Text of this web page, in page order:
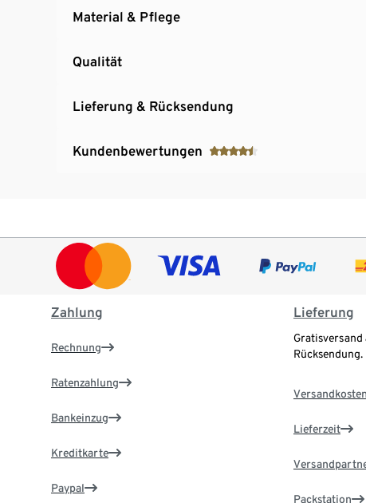
Material & Pflege
Qualität
Lieferung & Rücksendung
Kundenbewertungen
Zahlung
Rechnung
Ratenzahlung
Bankeinzug
Kreditkarte
Paypal
Lieferung
Gratisversand
Rücksendung.
Versandkosten
Lieferzeit
Packstation